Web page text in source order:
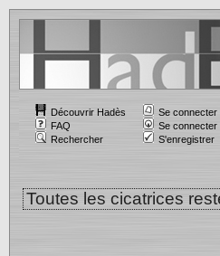
Découvrir Hadès
FAQ
Rechercher
Se
Se connecter
S'enregistrer
Toutes les cicatrices